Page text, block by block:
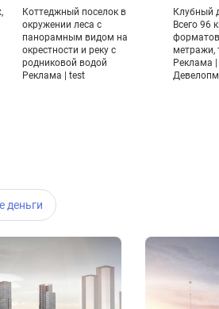
Коттеджный поселок в
окружении леса с
панорамным видом на
окрестности и реку с
родниковой водой
Реклама | test
Клубный
Всего 96
метражи,
Реклама
деньги